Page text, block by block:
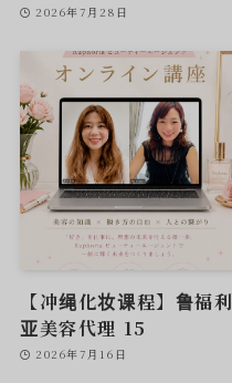
2026年7月28日
【冲绳化妆课程】鲁福利
亚美容代理 15
2026年7月16日